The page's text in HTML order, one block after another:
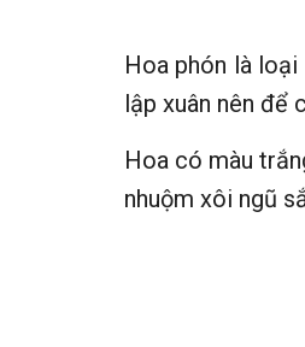
Hoa phón là
lập xuân nên để
Hoa có màu
nhuộm xôi ngũ